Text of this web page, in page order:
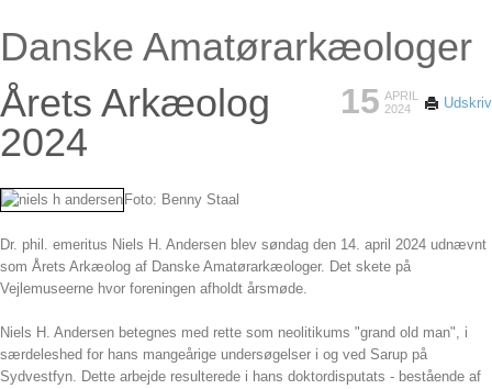
Danske Amatørarkæologer
Udskriv
15 APRIL
2024
Årets Arkæolog
2024
Foto: Benny Staal
Dr. phil. emeritus Niels H. Andersen blev søndag den 14. april 2024 udnævnt
som Årets Arkæolog af Danske Amatørarkæologer. Det skete på
Vejlemuseerne hvor foreningen afholdt årsmøde.
Niels H. Andersen betegnes med rette som neolitikums "grand old man", i
særdeleshed for hans mangeårige undersøgelser i og ved Sarup på
Sydvestfyn. Dette arbejde resulterede i hans doktordisputats - bestående af